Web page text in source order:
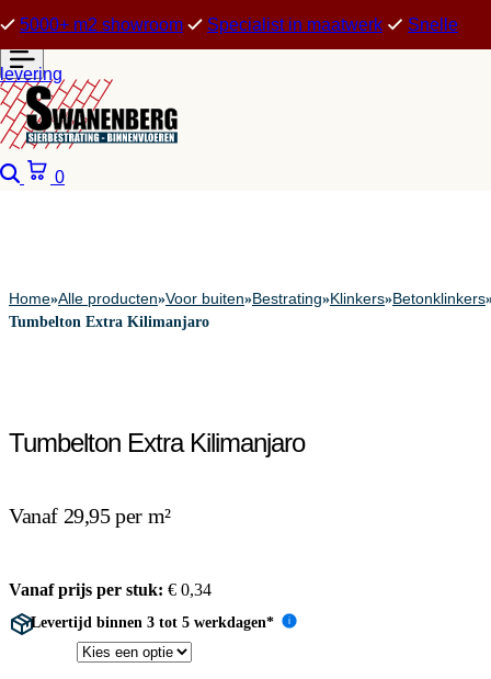
5000+ m2 showroom Specialist in maatwerk Snelle
levering
Zoeken
0
Home»Alle producten»Voor buiten»Bestrating»Klinkers»Betonklinkers
Tumbelton Extra Kilimanjaro
Tumbelton Extra Kilimanjaro
Vanaf 29,95 per m²
Vanaf prijs per stuk: € 0,34
Levertijd binnen 3 tot 5 werkdagen* i